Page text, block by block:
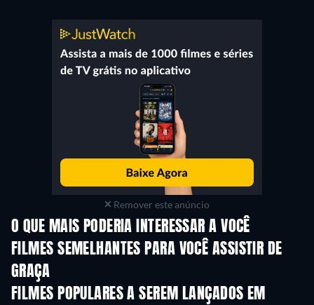
Remover este anúncio
O QUE MAIS PODERIA INTERESSAR A VOCÊ
FILMES SEMELHANTES PARA VOCÊ ASSISTIR DE
GRAÇA
FILMES POPULARES A SEREM LANÇADOS EM